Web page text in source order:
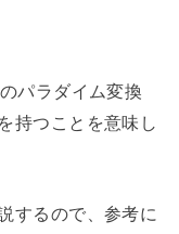
パラダイム変換
持つことを意味し
するので、参考に